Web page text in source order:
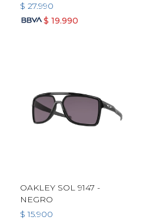
$ 27.990
$ 19.990
OAKLEY SOL 9147 -
NEGRO
$ 15.900